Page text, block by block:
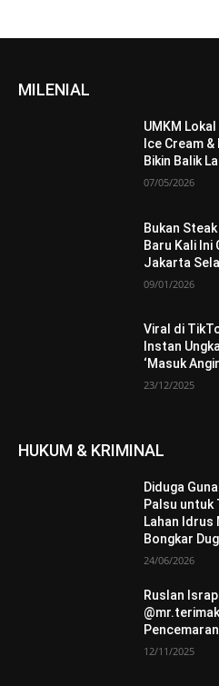
MILENIAL
UMKM
Ice Cream
Bikin Balik
07/05/2026
Bukan
Baru Kali Ini
Jakarta
09/01/2026
Viral di
Instan
‘Masuk
23/12/2025
HUKUM & KRIMINAL
Diduga
Palsu untuk
Lahan Idrus
Bongkar
24/06/2026
Ruslan
12/11/2025